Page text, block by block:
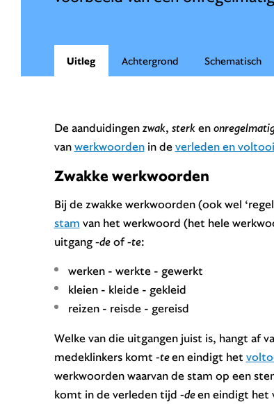
Uitleg Achtergrond Schematisch
De aanduidingenzwak, sterken
vanwerkwoordenin deverleden en
Zwakke werkwoorden
Bij de zwakke werkwoorden (ook wel
stam van het werkwoord (het hele
uitgang-deof-te:
werken - werkte - gewerkt
kleien - kleide - gekleid
reizen - reisde - gereisd
Welke van die uitgangen juist is, hangt af
medeklinkers komt -teen eindigt het
werkwoorden waarvan de stam op een
komt in de verleden tijd -deen eindigt het